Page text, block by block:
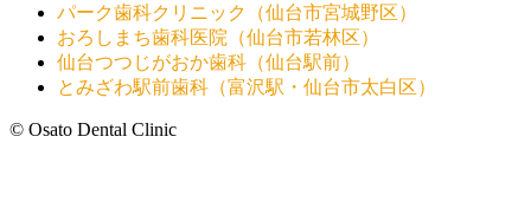
パーク歯科クリニック（仙台市宮城野区）
おろしまち歯科医院（仙台市若林区）
仙台つつじがおか歯科（仙台駅前）
とみざわ駅前歯科（富沢駅・仙台市太白区）
© Osato Dental Clinic